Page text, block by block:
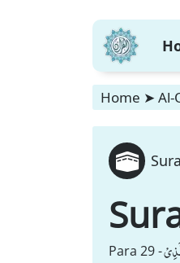
Home ➤ Al-
Para 29 -